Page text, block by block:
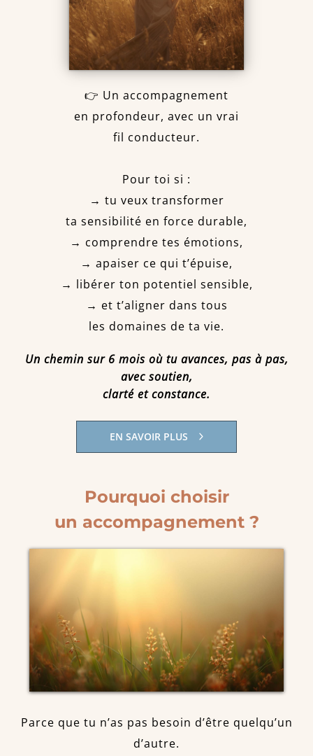
👉 Un accompagnement
en profondeur, avec un vrai
fil conducteur.
Pour toi si :
→ tu veux transformer
ta sensibilité en force durable,
→ comprendre tes émotions,
→ apaiser ce qui t’épuise,
→ libérer ton potentiel sensible,
→ et t’aligner dans tous
les domaines de ta vie.
Un chemin sur 6 mois où tu avances, pas à pas,
avec soutien,
clarté et constance.
EN SAVOIR PLUS
Pourquoi choisir
un accompagnement ?
Parce que tu n’as pas besoin d’être quelqu’un
d’autre.